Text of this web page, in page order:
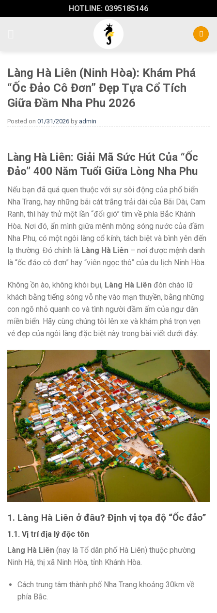
to
HOTLINE: 0395185146
Làng Hà Liên (Ninh Hòa): Khám Phá
“Ốc Đảo Cô Đơn” Đẹp Tựa Cổ Tích
Giữa Đầm Nha Phu 2026
Posted on 01/31/2026 by admin
Làng Hà Liên: Giải Mã Sức Hút Của “Ốc
Đảo” 400 Năm Tuổi Giữa Lòng Nha Phu
Nếu bạn đã quá quen thuộc với sự sôi động của phố biển
Nha Trang, hay những bãi cát trắng trải dài của Bãi Dài, Cam
Ranh, thì hãy thử một lần “đổi gió” tìm về phía Bắc Khánh
Hòa. Nơi đó, ẩn mình giữa mênh mông sóng nước của đầm
Nha Phu, có một ngôi làng cổ kính, tách biệt và bình yên đến
lạ thường. Đó chính là Làng Hà Liên – nơi được mệnh danh
là “ốc đảo cô đơn” hay “viên ngọc thô” của du lịch Ninh Hòa.
Không ồn ào, không khói bụi, Làng Hà Liên đón chào lữ
khách bằng tiếng sóng vỗ nhẹ vào mạn thuyền, bằng những
con ngõ nhỏ quanh co và tình người đầm ấm của ngư dân
miền biển. Hãy cùng chúng tôi lên xe và khám phá trọn vẹn
vẻ đẹp của ngôi làng đặc biệt này trong bài viết dưới đây.
1. Làng Hà Liên ở đâu? Định vị tọa độ “Ốc đảo”
1.1. Vị trí địa lý độc tôn
Làng Hà Liên (nay là Tổ dân phố Hà Liên) thuộc phường
Ninh Hà, thị xã Ninh Hòa, tỉnh Khánh Hòa.
Cách trung tâm thành phố Nha Trang khoảng 30km về
phía Bắc.